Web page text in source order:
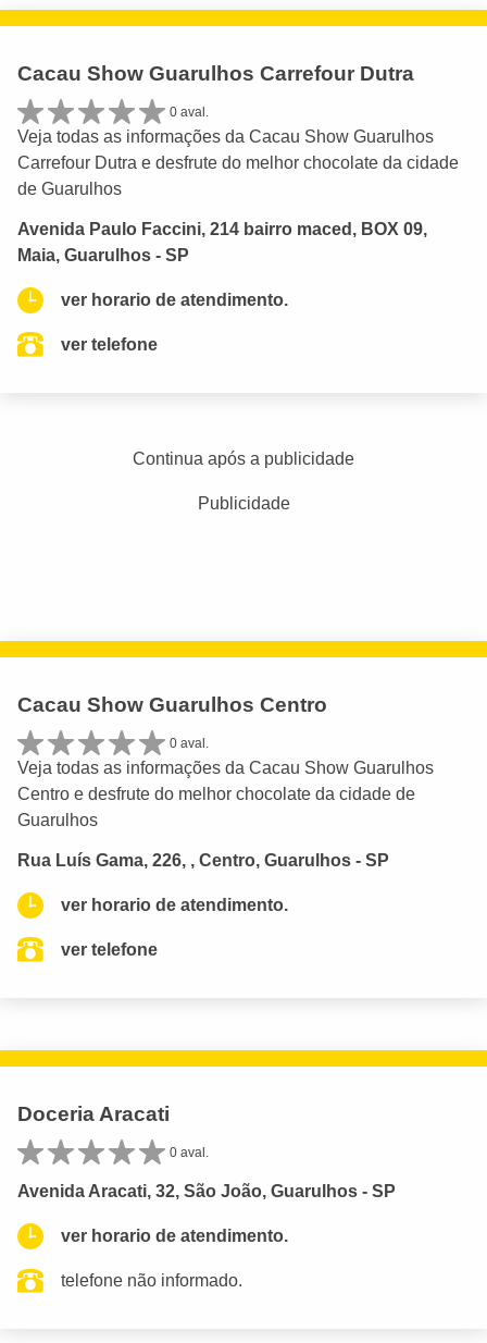
Cacau Show Guarulhos Carrefour Dutra
0 aval.
Veja todas as informações da Cacau Show Guarulhos
Carrefour Dutra e desfrute do melhor chocolate da cidade
de Guarulhos
Avenida Paulo Faccini, 214 bairro maced, BOX 09,
Maia, Guarulhos - SP
ver horario de atendimento.
ver telefone
Continua após a publicidade
Publicidade
Cacau Show Guarulhos Centro
0 aval.
Veja todas as informações da Cacau Show Guarulhos
Centro e desfrute do melhor chocolate da cidade de
Guarulhos
Rua Luís Gama, 226, , Centro, Guarulhos - SP
ver horario de atendimento.
ver telefone
Doceria Aracati
0 aval.
Avenida Aracati, 32, São João, Guarulhos - SP
ver horario de atendimento.
telefone não informado.